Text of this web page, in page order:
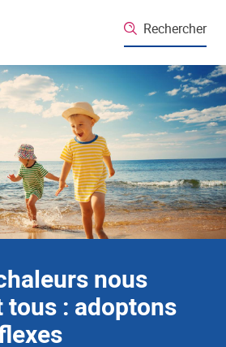
Rechercher
France
nous
: adoptons